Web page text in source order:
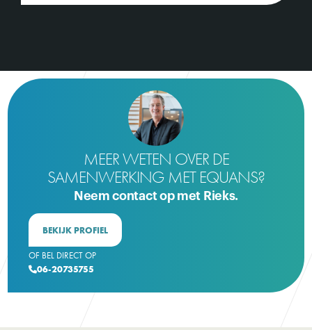
MEER WETEN OVER DE
SAMENWERKING MET EQUANS?
Neem contact op met Rieks.
BEKIJK PROFIEL
OF BEL DIRECT OP
06-20735755